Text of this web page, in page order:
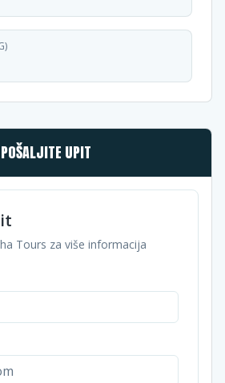
POŠALJITE UPIT
Tours za više informacija